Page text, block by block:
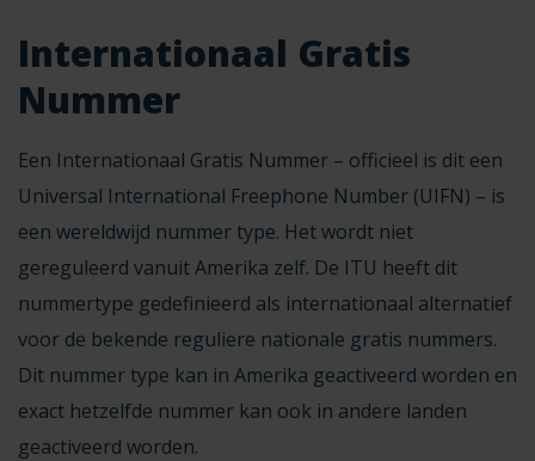
Internationaal Gratis
Nummer
Een Internationaal Gratis Nummer – officieel is dit een
Universal International Freephone Number (UIFN) – is
een wereldwijd nummer type. Het wordt niet
gereguleerd vanuit Amerika zelf. De ITU heeft dit
nummertype gedefinieerd als internationaal alternatief
voor de bekende reguliere nationale gratis nummers.
Dit nummer type kan in Amerika geactiveerd worden en
exact hetzelfde nummer kan ook in andere landen
geactiveerd worden.